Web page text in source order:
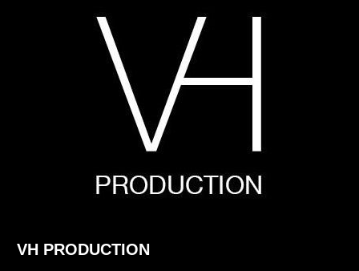
VH PRODUCTION